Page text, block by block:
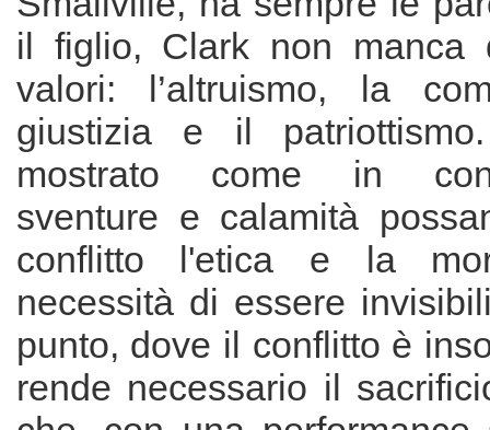
il figlio, Clark non manca
valori: l’altruismo, la
giustizia e il
mostrato come in
sventure e calamità
conflitto l'etica e la
necessità di essere
punto, dove il conflitto è
rende necessario il